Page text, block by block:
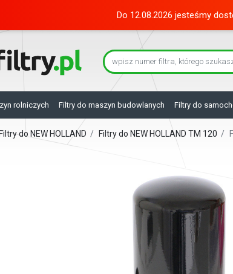
Do 12.08.2026 jesteśmy
rolniczych Filtry do maszyn budowlanych Filtry do
Filtry do NEW HOLLAND / Filtry do NEW HOLLAND TM 120 /